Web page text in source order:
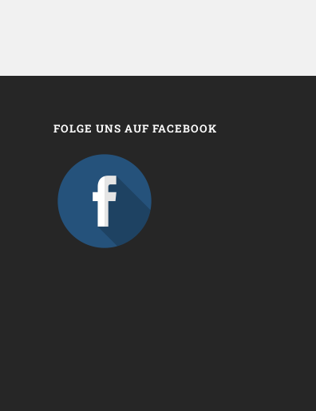
FOLGE UNS AUF FACEBOOK